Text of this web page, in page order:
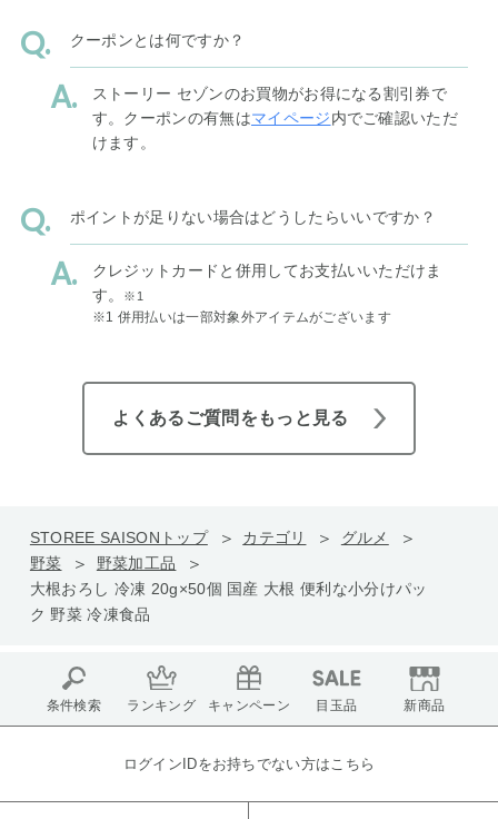
クーポンとは何ですか？
ストーリー セゾンのお買物がお得になる割引券で
す。クーポンの有無はマイページ内でご確認いただ
けます。
ポイントが足りない場合はどうしたらいいですか？
クレジットカードと併用してお支払いいただけま
す。
※1
※1 併用払いは一部対象外アイテムがございます
よくあるご質問をもっと見る
STOREE SAISONトップ カテゴリ
グルメ
野菜
野菜加工品
大根おろし 冷凍 20g×50個 国産 大根 便利な小分けパッ
ク 野菜 冷凍食品
条件検索 ランキング キャンペーン 目玉品 新商品
ログインIDをお持ちでない方はこちら